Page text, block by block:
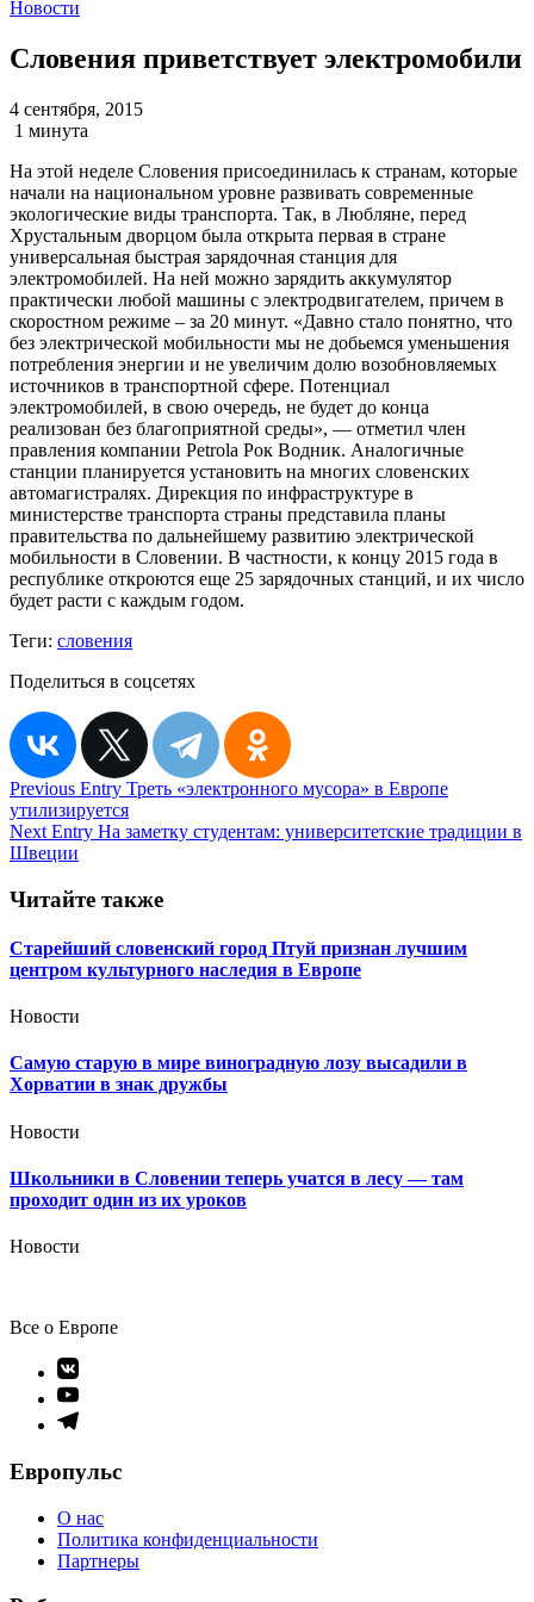
Новости
Словения приветствует электромобили
4 сентября, 2015
1 минута
На этой неделе Словения присоединилась к странам, которые
начали на национальном уровне развивать современные
экологические виды транспорта. Так, в Любляне, перед
Хрустальным дворцом была открыта первая в стране
универсальная быстрая зарядочная станция для
электромобилей. На ней можно зарядить аккумулятор
практически любой машины с электродвигателем, причем в
скоростном режиме – за 20 минут. «Давно стало понятно, что
без электрической мобильности мы не добьемся уменьшения
потребления энергии и не увеличим долю возобновляемых
источников в транспортной сфере. Потенциал
электромобилей, в свою очередь, не будет до конца
реализован без благоприятной среды», — отметил член
правления компании Petrola Рок Водник. Аналогичные
станции планируется установить на многих словенских
автомагистралях. Дирекция по инфраструктуре в
министерстве транспорта страны представила планы
правительства по дальнейшему развитию электрической
мобильности в Словении. В частности, к концу 2015 года в
республике откроются еще 25 зарядочных станций, и их число
будет расти с каждым годом.
Теги: словения
Поделиться в соцсетях
Навигация
по
записям
Previous Entry Треть «электронного мусора» в Европе
утилизируется
Next Entry На заметку студентам: университетские традиции в
Швеции
Читайте также
Старейший словенский город Птуй признан лучшим
центром культурного наследия в Европе
Новости
Самую старую в мире виноградную лозу высадили в
Хорватии в знак дружбы
Новости
Школьники в Словении теперь учатся в лесу — там
проходит один из их уроков
Новости
Все о Европе
Элемент
меню
Элемент
меню
Элемент
Европульс
О нас
Политика конфиденциальности
Партнеры